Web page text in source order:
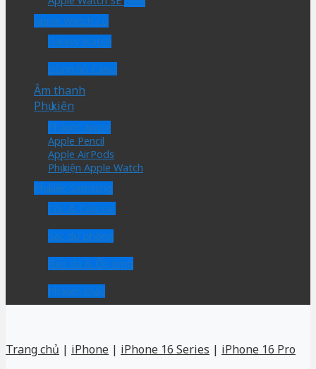
Apple Watch Cũ
Galaxy Watch
Đồng hồ Casio
Âm thanh
Phụ kiện
Phụ kiện Apple
Apple Pencil
Apple AirPods
Phụ kiện Apple Watch
Phụ kiện Samsung
Cốc & Cáp sạc
Sạc dự phòng
Bao da & Ốp lưng
Phụ kiện khác
Trang chủ | iPhone | iPhone 16 Series | iPhone 16 Pro